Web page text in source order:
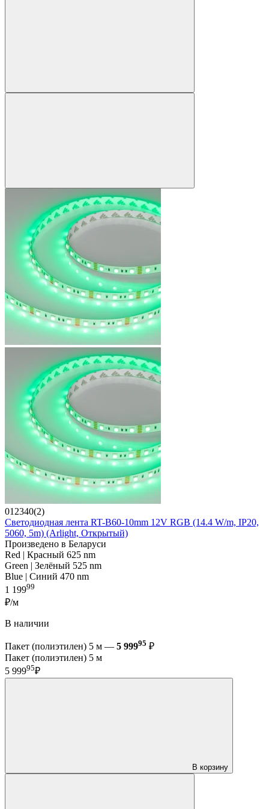
012340(2)
Светодиодная лента RT-B60-10mm 12V RGB (14.4 W/m, IP20,
5060, 5m) (Arlight, Открытый)
Произведено в Беларуси
Red | Красный 625 nm
Green | Зелёный 525 nm
Blue | Синий 470 nm
1 19999
₽/м
В наличии
Пакет (полиэтилен) 5 м — 5 99995 ₽
Пакет (полиэтилен) 5 м
5 99995₽
В корзину